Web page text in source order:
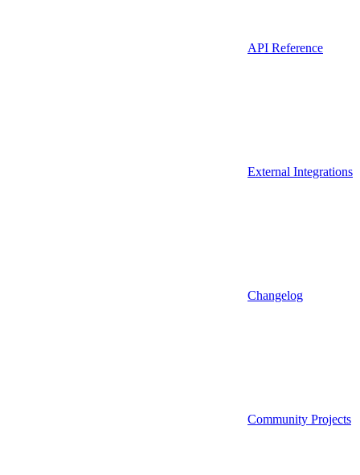
API Reference
External Integrations
Changelog
Community Projects